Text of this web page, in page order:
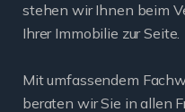
stehen wir Ihnen beim
Ihrer Immobilie zur Seite.
Mit umfassendem
beraten wir Sie in allen